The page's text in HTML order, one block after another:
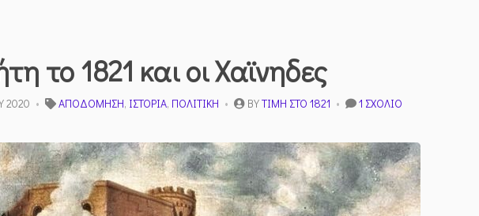
το 1821 και οι Χαϊνηδες
2020 ΑΠΟΔΌΜΗΣΗ, ΙΣΤΟΡΊΑ, ΠΟΛΙΤΙΚΉ BYΤΙΜΉ ΣΤΟ 1821 1 ΣΧΌΛΙΟ
ΤΟ
1821
ΚΑΙ
ΟΙ
ΧΑΪΝΗΔΕΣ